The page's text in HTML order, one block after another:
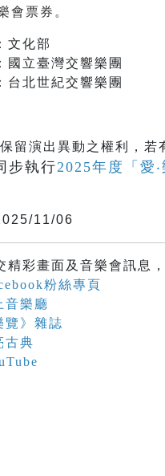
會票券。
文化部
國立臺灣交響樂團
台北世紀交響樂團
留演出異動之權利，若
步執行2025年度「愛
11/06
精彩畫面及音樂會訊息，
粉絲專頁
音樂廳
覽》雜誌
古典